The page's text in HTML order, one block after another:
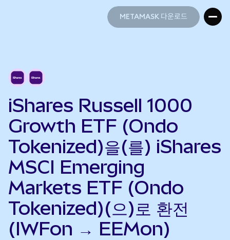
METAMASK 다운로드
iShares Russell 1000
Growth ETF (Ondo
Tokenized)을(를) iShares
MSCI Emerging
Markets ETF (Ondo
Tokenized)(으)로 환전
(IWFon → EEMon)